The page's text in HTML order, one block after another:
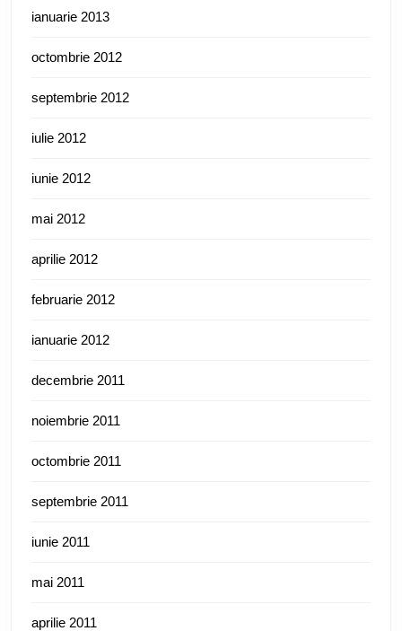
ianuarie 2013
octombrie 2012
septembrie 2012
iulie 2012
iunie 2012
mai 2012
aprilie 2012
februarie 2012
ianuarie 2012
decembrie 2011
noiembrie 2011
octombrie 2011
septembrie 2011
iunie 2011
mai 2011
aprilie 2011